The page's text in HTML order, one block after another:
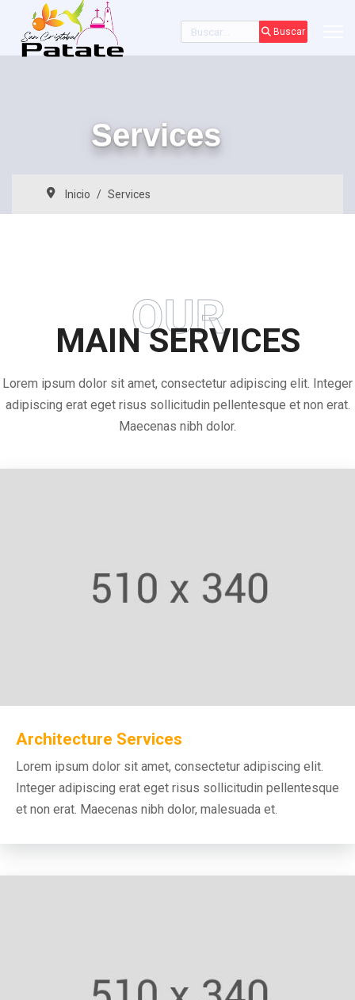
Buscar Buscar
Services
Inicio Services
OUR
MAIN SERVICES
Lorem ipsum dolor sit amet, consectetur adipiscing elit. Integer
adipiscing erat eget risus sollicitudin pellentesque et non erat.
Maecenas nibh dolor.
Architecture Services
Lorem ipsum dolor sit amet, consectetur adipiscing elit.
Integer adipiscing erat eget risus sollicitudin pellentesque
et non erat. Maecenas nibh dolor, malesuada et.